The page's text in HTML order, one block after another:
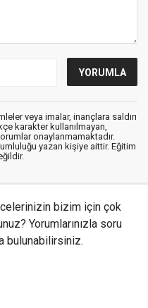
veya imalar, inançlara saldırı
karakter kullanılmayan,
onaylanmamaktadır.
yazan kişiye aittir. Eğitim
bizim için çok
Yorumlarınızla soru
bulunabilirsiniz.